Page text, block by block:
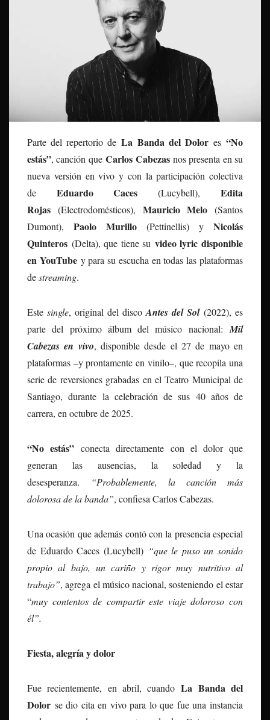
Parte del repertorio deLa Banda del Dolores“No
estás”, canción queCarlos Cabezasnos presenta en su
nueva versión en vivo y con la participación colectiva
de Eduardo Caces (Lucybell), Edita
Rojas (Electrodomésticos), Mauricio Melo (Santos
Dumont), Paolo Murillo(Pettinellis) yNicolás
Quinteros (Delta), que tiene su video lyric disponible
en YouTubey para su escucha en todas las plataformas
destreaming.
Este single, original del discoAntes del Sol(2022), es
parte del próximo álbum del músico nacional: Mil
Cabezas en vivo, disponible desde el 27 de mayo en
plataformas –y prontamente en vinilo–, que recopila una
serie de reversiones grabadas en el Teatro Municipal de
Santiago, durante la celebración de sus 40 años de
carrera, en octubre de 2025.
“No estás”conecta directamente con el dolor que
generan las ausencias, la soledad y la
desesperanza. “Probablemente, la canción más
dolorosa de la banda”, confiesa Carlos Cabezas.
Una ocasión que además contó con la presencia especial
de Eduardo Caces (Lucybell) “que le puso un sonido
propio al bajo, un cariño y rigor muy nutritivo al
trabajo”, agrega el músico nacional, sosteniendo el estar
“muy contentos de compartir este viaje doloroso con
él”.
Fiesta, alegría y dolor
Fue recientemente, en abril, cuandoLa Banda del
Dolor se dio cita en vivo para lo que fue una instancia